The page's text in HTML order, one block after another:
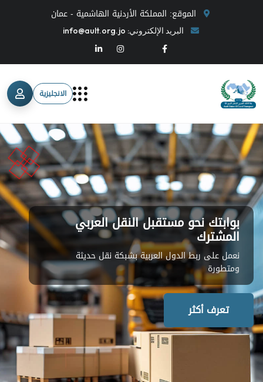
الموقع: المملكة الأردنية الهاشمية - عمان
البريد الإلكتروني:
info@ault.org.jo
الانجليزية
بوابة النقل العربي باشراف اللاتحاد
العربي
الريادة في تطوير النقل البري بين الدول العربية
تعرف أكثر